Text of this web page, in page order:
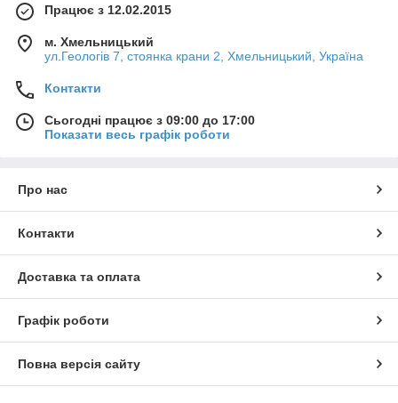
Працює з 12.02.2015
м. Хмельницький
ул.Геологів 7, стоянка крани 2, Хмельницький, Україна
Контакти
Сьогодні працює з 09:00 до 17:00
Показати весь графік роботи
Про нас
Контакти
Доставка та оплата
Графік роботи
Повна версія сайту